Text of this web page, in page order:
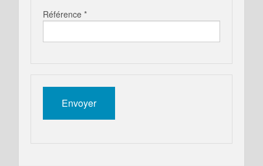
Référence *